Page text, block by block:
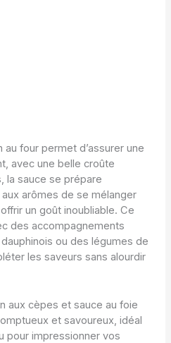
au four permet d’assurer une
avec une belle croûte
la sauce se prépare
arômes de se mélanger
un goût inoubliable. Ce
des accompagnements
ou des légumes de
les saveurs sans alourdir
aux cèpes et sauce au foie
et savoureux, idéal
pour impressionner vos